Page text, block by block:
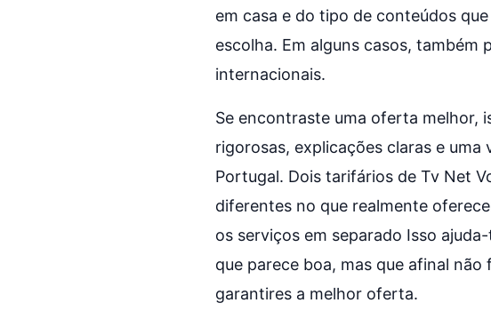
em casa e do tipo de conteúdos
escolha. Em alguns casos, também
internacionais.
Se encontraste uma oferta melhor,
rigorosas, explicações claras e
Portugal. Dois tarifários de Tv Net
diferentes no que realmente
os serviços em separado Isso
que parece boa, mas que afinal
garantires a melhor oferta.